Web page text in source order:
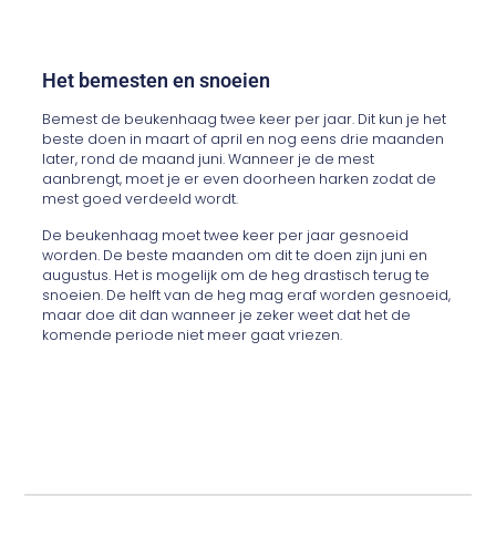
Het bemesten en snoeien
Bemest de beukenhaag twee keer per jaar. Dit kun je het
beste doen in maart of april en nog eens drie maanden
later, rond de maand juni. Wanneer je de mest
aanbrengt, moet je er even doorheen harken zodat de
mest goed verdeeld wordt.
De beukenhaag moet twee keer per jaar gesnoeid
worden. De beste maanden om dit te doen zijn juni en
augustus. Het is mogelijk om de heg drastisch terug te
snoeien. De helft van de heg mag eraf worden gesnoeid,
maar doe dit dan wanneer je zeker weet dat het de
komende periode niet meer gaat vriezen.